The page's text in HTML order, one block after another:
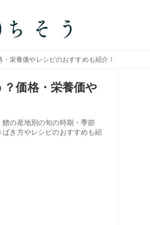
栄養価やレシピのおすすめも紹介！
価格・栄養価や
の産地別の旬の時期・季節
き方やレシピのおすすめも紹